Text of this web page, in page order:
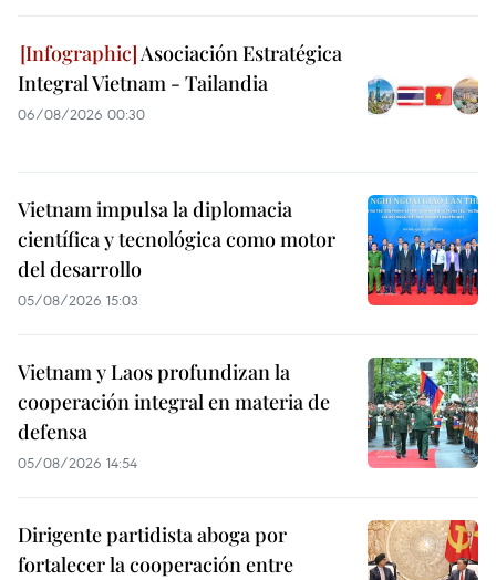
Asociación Estratégica
Integral Vietnam - Tailandia
06/08/2026 00:30
Vietnam impulsa la diplomacia
científica y tecnológica como motor
del desarrollo
05/08/2026 15:03
Vietnam y Laos profundizan la
cooperación integral en materia de
defensa
05/08/2026 14:54
Dirigente partidista aboga por
fortalecer la cooperación entre